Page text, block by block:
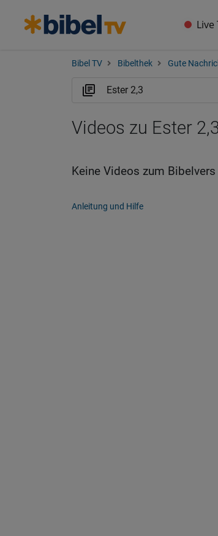
Live
Bibel TV Bibelthek Gute
Videos zu Ester
Keine Videos zum
Anleitung und Hilfe